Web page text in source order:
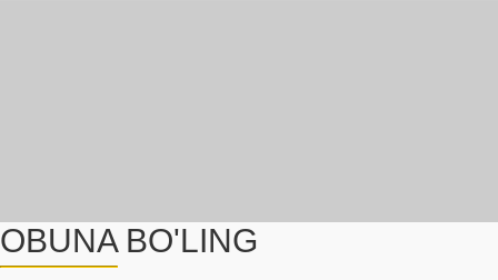
OBUNA BO'LING